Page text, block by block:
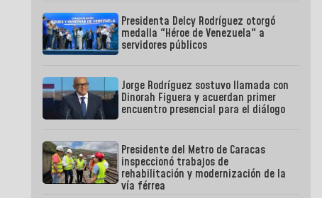
Presidenta Delcy Rodríguez otorgó
medalla "Héroe de Venezuela" a
servidores públicos
Jorge Rodríguez sostuvo llamada con
Dinorah Figuera y acuerdan primer
encuentro presencial para el diálogo
Presidente del Metro de Caracas
inspeccionó trabajos de
rehabilitación y modernización de la
vía férrea